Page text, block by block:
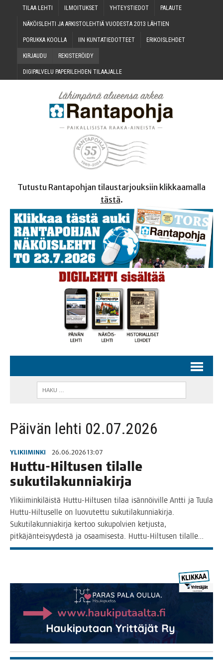
TILAA LEH­TI ILMOI­TUK­SET YHTEYS­TIE­DOT PALAU­TE
NÄKÖIS­LEH­TI JA ARKIS­TO­LEH­TIÄ VUO­DES­TA 2013 LÄHTIEN
PORUK­KA KOOLLA IIN KUN­TA­TIE­DOT­TEET ERI­KOIS­LEH­DET
KIR­JAU­DU REKIS­TE­RÖI­DY
DIGI­PAL­VE­LU PAPE­RI­LEH­DEN TILAAJALLE
Tutustu Rantapohjan tilaustarjouksiin klikkaamalla
tästä.
Päivän lehti 02.07.2026
YLIKIIMINKI 26.06.2026 13:07
Hut­tu-Hil­tusen tilal­le
sukutilakunniakirja
Yli­kii­min­ki­läis­tä Hut­­tu-Hil­­tusen tilaa isän­nöi­vil­le Ant­ti ja Tuu­la
Hut­­tu-Hil­­tusel­­le on luo­vu­tet­tu suku­ti­la­kun­nia­kir­ja.
Suku­ti­la­kun­nia­kir­ja ker­too suku­pol­vien ket­jus­ta,
pit­kä­jän­tei­syy­des­tä ja osaa­mi­ses­ta. Hut­­tu-Hil­­tusen tilalle…